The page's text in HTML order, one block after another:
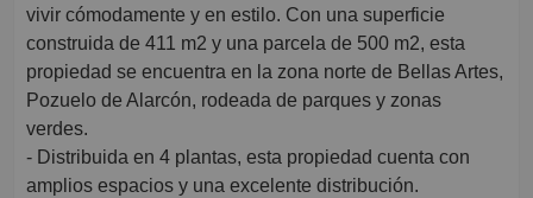
vivir cómodamente y en estilo. Con una superficie
construida de 411 m2 y una parcela de 500 m2, esta
propiedad se encuentra en la zona norte de Bellas Artes,
Pozuelo de Alarcón, rodeada de parques y zonas
verdes.
- Distribuida en 4 plantas, esta propiedad cuenta con
amplios espacios y una excelente distribución.